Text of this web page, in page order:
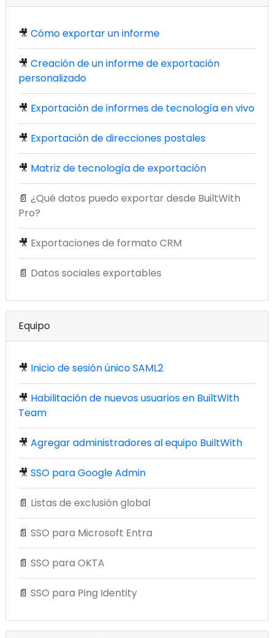
🎥 Cómo exportar un informe
🎥 Creación de un informe de exportación
personalizado
🎥 Exportación de informes de tecnología en vivo
🎥 Exportación de direcciones postales
🎥 Matriz de tecnología de exportación
📄 ¿Qué datos puedo exportar desde BuiltWith
Pro?
🎥 Exportaciones de formato CRM
📄 Datos sociales exportables
Equipo
🎥 Inicio de sesión único SAML2
🎥 Habilitación de nuevos usuarios en BuiltWith
Team
🎥 Agregar administradores al equipo BuiltWith
🎥 SSO para Google Admin
📄 Listas de exclusión global
📄 SSO para Microsoft Entra
📄 SSO para OKTA
📄 SSO para Ping Identity